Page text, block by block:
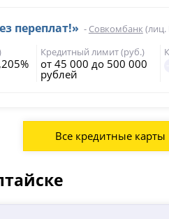
переплат!» - Совкомбанк
Кредитный лимит (руб.)
от 45 000 до 500 000
рублей
Все кредитные карты